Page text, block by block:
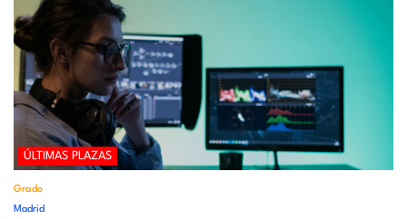
ÚLTIMAS PLAZAS
Grado
Madrid